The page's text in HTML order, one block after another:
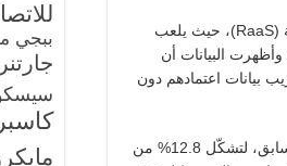
كما يُعد هذا التوجه مثيراً للقلق بشكل خاص في إطار خدمات برمجيات الفدية كخدمة (RaaS)، حيث يلعب
البيانات أن
بيانات اعتمادهم دون
كما سجلت الهجمات التي تستغل الثقة في العلاقات ارتفاعاً ملحوظاً مقارنة بالعام السابق، لتشكّل 12.8% من
ببجي
جارتنر